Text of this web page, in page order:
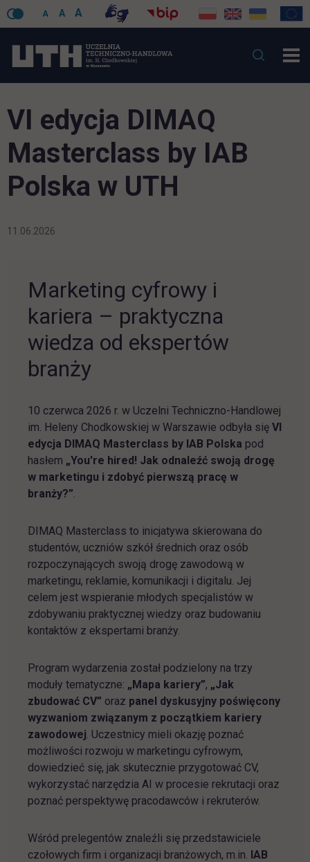
A A A
VI edycja DIMAQ
Masterclass by IAB
Polska w UTH
11.06.2026
Marketing cyfrowy i
kariera – praktyczna
wiedza od ekspertów
branży
10 czerwca 2026 r. w Uczelni Techniczno-Handlowej
im. Heleny Chodkowskiej w Warszawie odbyła się VI
edycja DIMAQ Masterclass by IAB Polska pod
hasłem „You're hired! Jak odnaleźć swoją drogę
w marketingu i zdobyć pierwszą pracę w
branży?”.
DIMAQ Masterclass to inicjatywa skierowana do
studentów, uczniów szkół średnich oraz osób
rozpoczynających swoją drogę zawodową w
marketingu, reklamie, komunikacji i digitalu. Jej
celem jest wspieranie młodych specjalistów w
zdobywaniu praktycznej wiedzy oraz budowaniu
kontaktów z ekspertami branży.
Program wydarzenia został podzielony na trzy
moduły tematyczne: „Mapa kariery”, „Jak
zbudować CV” oraz panel dyskusyjny poświęcony
wyzwaniom związanym z początkiem kariery
zawodowej. Uczestnicy mieli okazję poznać
możliwości rozwoju w marketingu cyfrowym,
dowiedzieć się, jak skutecznie przygotować CV,
wykorzystać narzędzia AI w procesie rekrutacji oraz
poznać perspektywę pracodawców i rekruterów.
Wśród prelegentów znaleźli się przedstawiciele
czołowych firm i organizacji branżowych, m.in. IAB